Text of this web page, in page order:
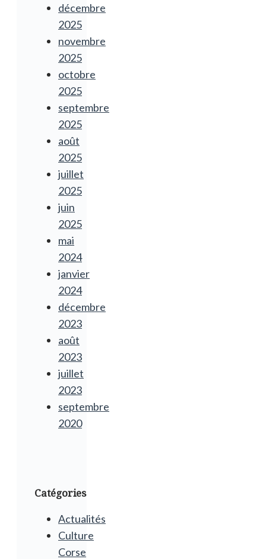
décembre
2025
novembre
2025
octobre
2025
septembre
2025
août
2025
juillet
2025
juin
2025
mai
2024
janvier
2024
décembre
2023
août
2023
juillet
2023
septembre
2020
Catégories
Actualités
Culture
Corse